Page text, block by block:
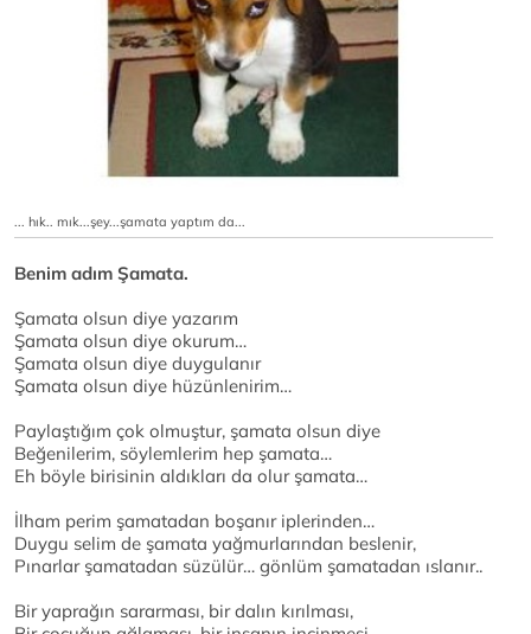
... hık.. mık...şey...şamata yaptım da...
Benim adım Şamata.
Şamata olsun diye yazarım
Şamata olsun diye okurum…
Şamata olsun diye duygulanır
Şamata olsun diye hüzünlenirim…
Paylaştığım çok olmuştur, şamata olsun diye
Beğenilerim, söylemlerim hep şamata…
Eh böyle birisinin aldıkları da olur şamata…
İlham perim şamatadan boşanır iplerinden…
Duygu selim de şamata yağmurlarından beslenir,
Pınarlar şamatadan süzülür… gönlüm şamatadan ıslanır..
Bir yaprağın sararması, bir dalın kırılması,